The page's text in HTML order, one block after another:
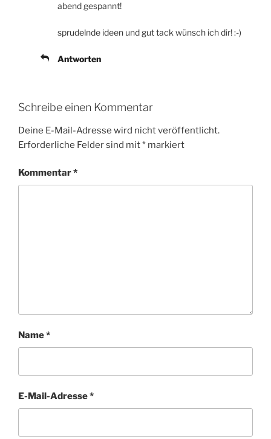
abend gespannt!
sprudelnde ideen und gut tack wünsch ich dir! :-)
Antworten
Schreibe einen Kommentar
Deine E-Mail-Adresse wird nicht veröffentlicht.
Erforderliche Felder sind mit* markiert
Kommentar*
Name*
E-Mail-Adresse*